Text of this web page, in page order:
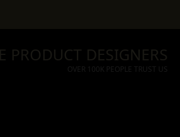
PRODUCT DESIGNERS
OVER 100K PEOPLE TRUST US